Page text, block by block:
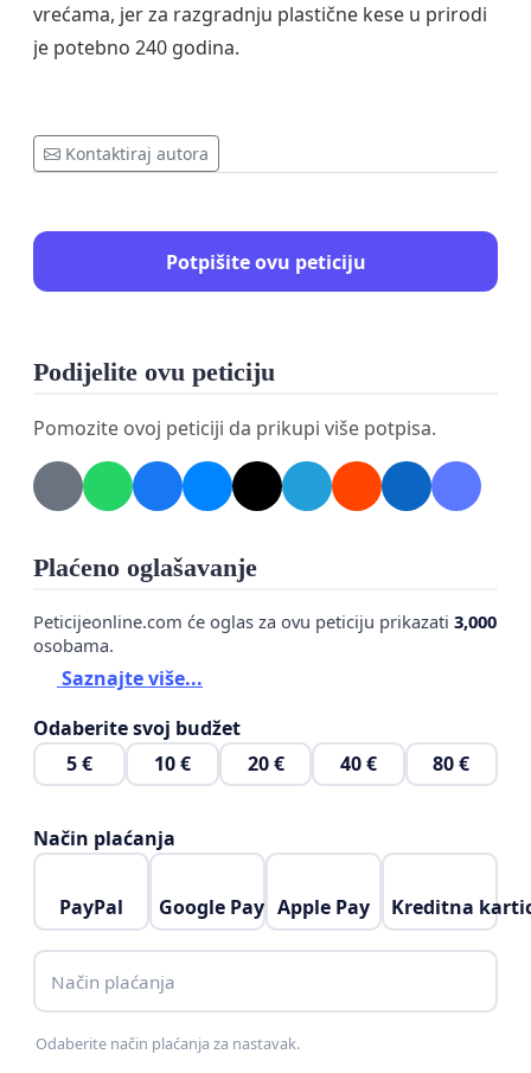
vrećama, jer za razgradnju plastične kese u prirodi
je potebno 240 godina.
Kontaktiraj autora
Potpišite ovu peticiju
Podijelite ovu peticiju
Pomozite ovoj peticiji da prikupi više potpisa.
Plaćeno oglašavanje
Peticijeonline.com će oglas za ovu peticiju prikazati 3,000
osobama.
Saznajte više...
Odaberite svoj budžet
5 €
10 € 20 € 40 € 80 €
Način plaćanja
PayPal Google Pay Apple Pay Kreditna
Način plaćanja
Odaberite način plaćanja za nastavak.